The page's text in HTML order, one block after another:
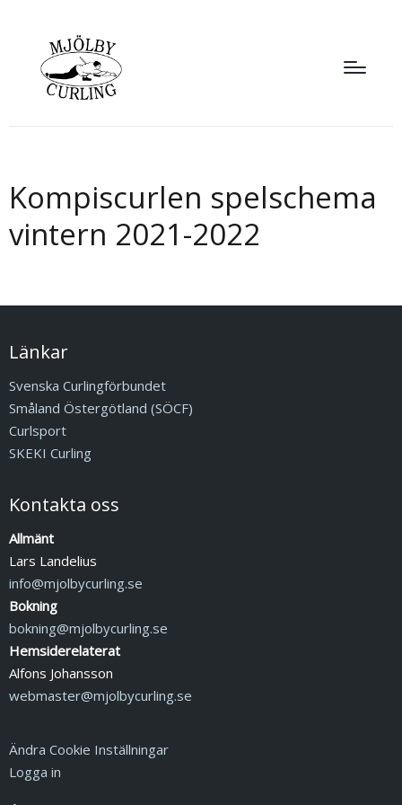
Kompiscurlen spelschema
vintern 2021-2022
Länkar
Svenska Curlingförbundet
Småland Östergötland (SÖCF)
Curlsport
SKEKI Curling
Kontakta oss
Allmänt
Lars Landelius
info@mjolbycurling.se
Bokning
bokning@mjolbycurling.se
Hemsiderelaterat
Alfons Johansson
webmaster@mjolbycurling.se
Ändra Cookie Inställningar
Logga in